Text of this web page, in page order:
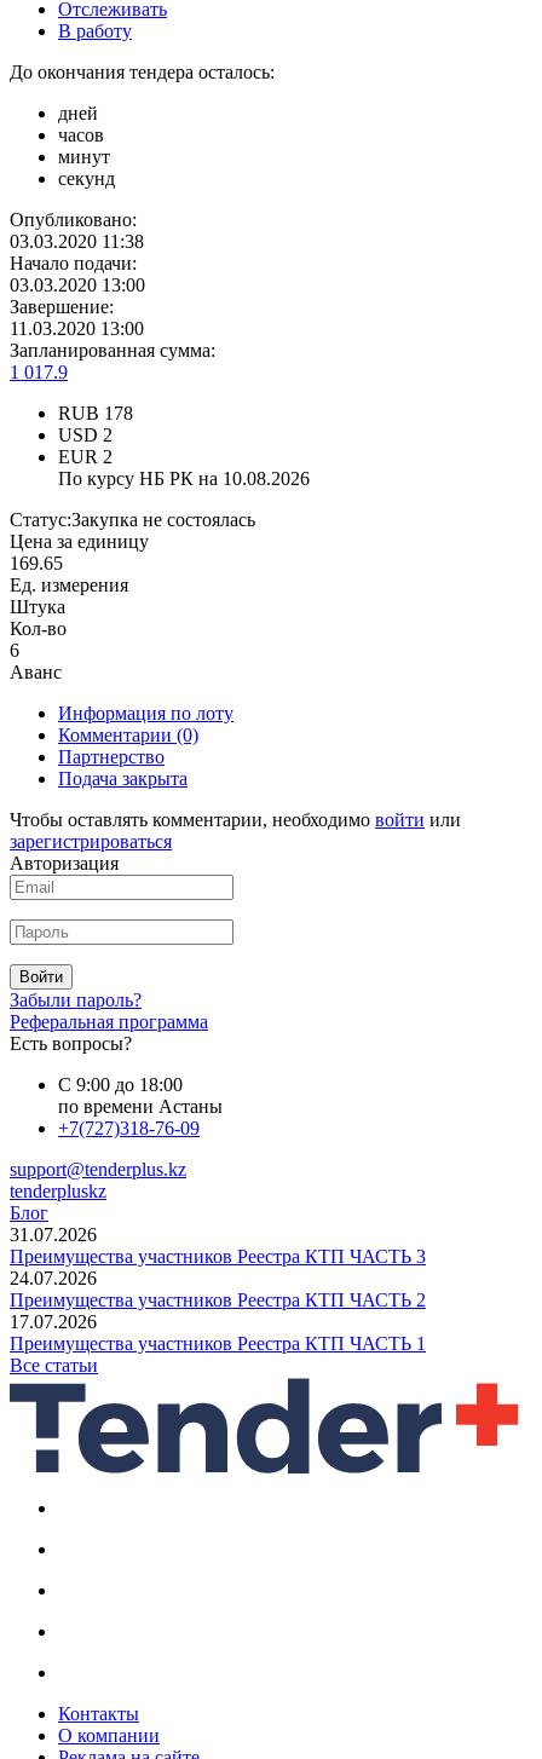
Отслеживать
В работу
До окончания тендера осталось:
дней
часов
минут
секунд
Опубликовано:
03.03.2020 11:38
Начало подачи:
03.03.2020 13:00
Завершение:
11.03.2020 13:00
Запланированная сумма:
1 017.9
RUB 178
USD 2
EUR 2
По курсу НБ РК на 10.08.2026
Статус:Закупка не состоялась
Цена за единицу
169.65
Ед. измерения
Штука
Кол-во
6
Аванс
Информация по лоту
Комментарии (0)
Партнерство
Подача закрыта
Чтобы оставлять комментарии, необходимо войти или
зарегистрироваться
Авторизация
Войти
Забыли пароль?
Реферальная программа
Есть вопросы?
С 9:00 до 18:00
по времени Астаны
+7(727)318-76-09
support@tenderplus.kz
tenderpluskz
Блог
31.07.2026
Преимущества участников Реестра КТП ЧАСТЬ 3
24.07.2026
Преимущества участников Реестра КТП ЧАСТЬ 2
17.07.2026
Преимущества участников Реестра КТП ЧАСТЬ 1
Все статьи
Контакты
О компании